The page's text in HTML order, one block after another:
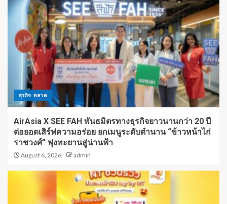
ธุรกิจ-ตลาด
AirAsia X SEE FAH พันธมิตรทางธุรกิจยาวนานกว่า 20 ปี
ต่อยอดเสิร์ฟความอร่อย ยกเมนูระดับตำนาน “ข้าวหน้าไก่
ราชวงศ์” พุ่งทะยานสู่น่านฟ้า
August 6, 2026 admin